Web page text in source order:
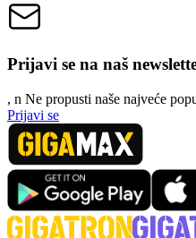
Prijavi se na naš
, n Ne propusti naše najveće
Prijavi se